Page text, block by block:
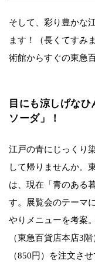
そして、彩り豊かな
ます！（長くてすみ
術館からすぐの東急
目にも涼しげな
ソーダ」！
江戸の青にじっくり
して帰りませんか。
は、現在「青のある
す。展覧会のテーマ
やりメニューを考案
（東急百貨店本店3
（850円）を注文さ